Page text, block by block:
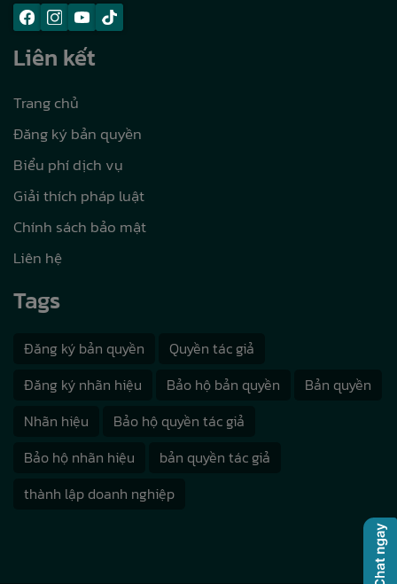
Liên kết
Trang chủ
Đăng ký bản quyền
Biểu phí dịch vụ
Giải thích pháp luật
Chính sách bảo mật
Liên hệ
Tags
Đăng ký bản quyền
Quyền tác giả
Đăng ký nhãn hiệu
Bảo hộ bản quyền
Bản quyền
Nhãn hiệu
Bảo hộ quyền tác giả
Bảo hộ nhãn hiệu
bản quyền tác giả
thành lập doanh nghiệp